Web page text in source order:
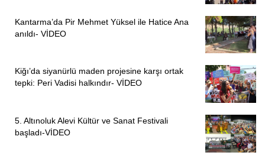
Kantarma’da Pir Mehmet Yüksel ile Hatice Ana
anıldı- VİDEO
Kiğı’da siyanürlü maden projesine karşı ortak
tepki: Peri Vadisi halkındır- VİDEO
5. Altınoluk Alevi Kültür ve Sanat Festivali
başladı-VİDEO